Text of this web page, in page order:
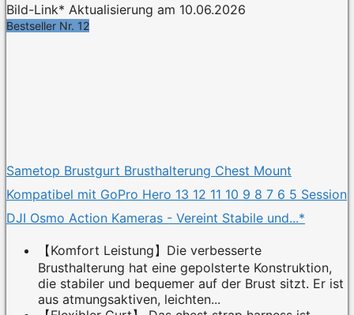
Bild-Link* Aktualisierung am 10.06.2026
Bestseller Nr. 12
Sametop Brustgurt Brusthalterung Chest Mount
Kompatibel mit GoPro Hero 13 12 11 10 9 8 7 6 5 Session
DJI Osmo Action Kameras - Vereint Stabile und...*
【Komfort Leistung】Die verbesserte
Brusthalterung hat eine gepolsterte Konstruktion,
die stabiler und bequemer auf der Brust sitzt. Er ist
aus atmungsaktiven, leichten...